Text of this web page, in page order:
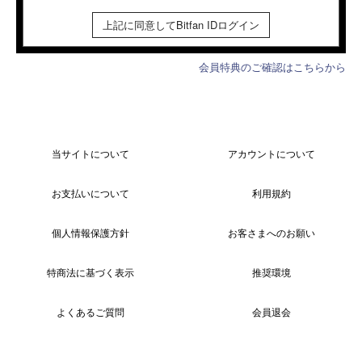
上記に同意してBitfan IDログイン
会員特典のご確認はこちらから
当サイトについて アカウントについて
お支払いについて 利用規約
個人情報保護方針 お客さまへのお願い
特商法に基づく表示 推奨環境
よくあるご質問 会員退会